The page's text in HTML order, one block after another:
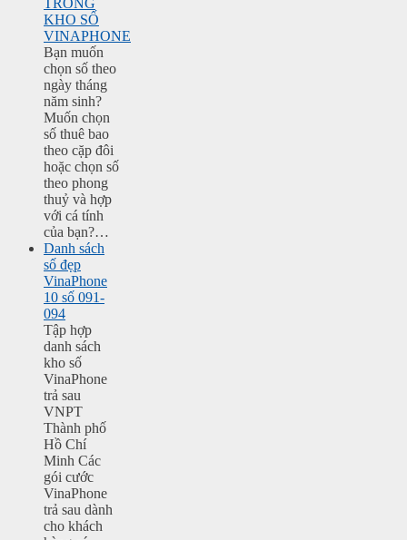
KHO SỐ
VINAPHONE
Bạn muốn
chọn số theo
ngày tháng
năm sinh?
Muốn chọn
số thuê bao
theo cặp đôi
hoặc chọn số
theo phong
thuỷ và hợp
với cá tính
của bạn?…
Danh sách
số đẹp
VinaPhone
10 số 091-
094
Tập hợp
danh sách
kho số
VinaPhone
trả sau
VNPT
Thành phố
Hồ Chí
Minh Các
gói cước
VinaPhone
trả sau dành
cho khách